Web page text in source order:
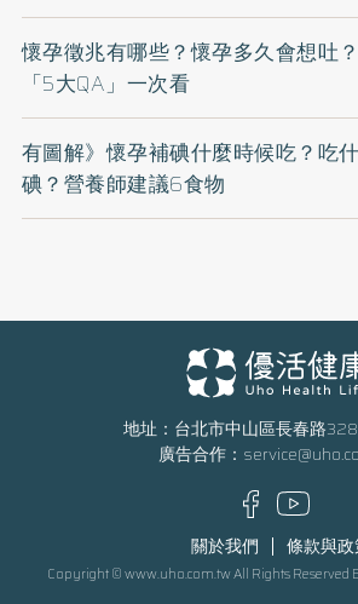
懷孕徵兆有哪些？懷孕多久會想吐
「5大QA」一次看
有圖解》懷孕補碘什麼時候吃？吃
碘？營養師建議6食物
地址：台北市中山區長春路
廣告合作：
關於我們 條款與
Copyright © www.uho.com.tw All Rights Reserved